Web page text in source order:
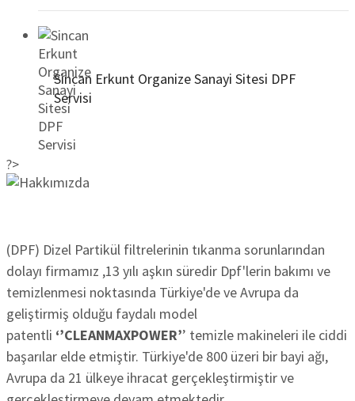
Sincan Erkunt Organize Sanayi Sitesi DPF
Servisi
?>
(DPF) Dizel Partikül filtrelerinin tıkanma sorunlarından
dolayı firmamız ,13 yılı aşkın süredir Dpf'lerin bakımı ve
temizlenmesi noktasında Türkiye'de ve Avrupa da
geliştirmiş olduğu faydalı model
patentli ‘’CLEANMAXPOWER’’ temizle makineleri ile ciddi
başarılar elde etmiştir. Türkiye'de 800 üzeri bir bayi ağı,
Avrupa da 21 ülkeye ihracat gerçekleştirmiştir ve